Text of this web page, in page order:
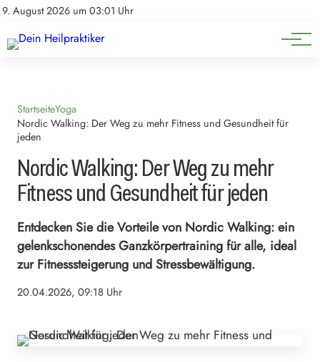
9. August 2026 um 03:01 Uhr
Impressum
Natürliche Medizin
Heilpflanzen & Kräuterkunde
StartseiteYoga
Nordic Walking: Der Weg zu mehr Fitness und Gesundheit für
jeden
Nordic Walking: Der Weg zu mehr
Fitness und Gesundheit für jeden
Entdecken Sie die Vorteile von Nordic Walking: ein
gelenkschonendes Ganzkörpertraining für alle, ideal
zur Fitnesssteigerung und Stressbewältigung.
20.04.2026, 09:18 Uhr